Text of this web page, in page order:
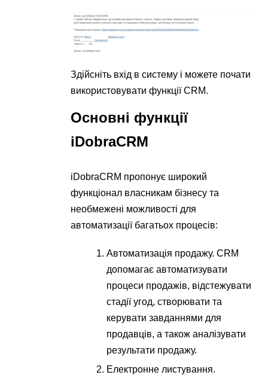
Здійсніть вхід в систему і можете почати
використовувати функції CRM.
Основні функції
iDobraCRM
iDobraCRM пропонує широкий
функціонал власникам бізнесу та
необмежені можливості для
автоматизації багатьох процесів:
Автоматизація продажу. CRM
допомагає автоматизувати
процеси продажів, відстежувати
стадії угод, створювати та
керувати завданнями для
продавців, а також аналізувати
результати продажу.
Електронне листування.